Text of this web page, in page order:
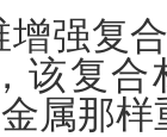
强复
该复
属那